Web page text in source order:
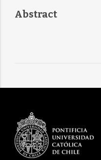
Abstract